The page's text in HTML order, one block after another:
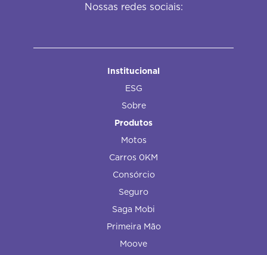
Nossas redes sociais:
Institucional
ESG
Sobre
Produtos
Motos
Carros 0KM
Consórcio
Seguro
Saga Mobi
Primeira Mão
Moove